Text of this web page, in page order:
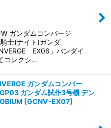
ガンダムコンバージ
士(ナイト)ガンダ
EX06」バンダイ
コレクシ…
ガンダムコンバー
ガンダム試作3号機 デン
[GCNV-EX07]